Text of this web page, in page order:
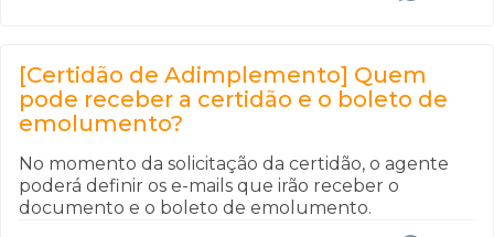
[Certidão de Adimplemento] Quem
pode receber a certidão e o boleto de
emolumento?
No momento da solicitação da certidão, o agente
poderá definir os e-mails que irão receber o
documento e o boleto de emolumento.